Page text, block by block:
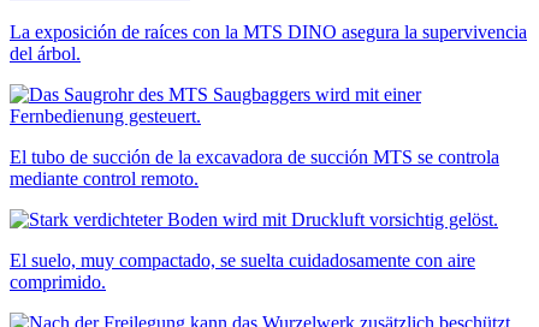
La exposición de raíces con la MTS DINO asegura la supervivencia
del árbol.
El tubo de succión de la excavadora de succión MTS se controla
mediante control remoto.
El suelo, muy compactado, se suelta cuidadosamente con aire
comprimido.